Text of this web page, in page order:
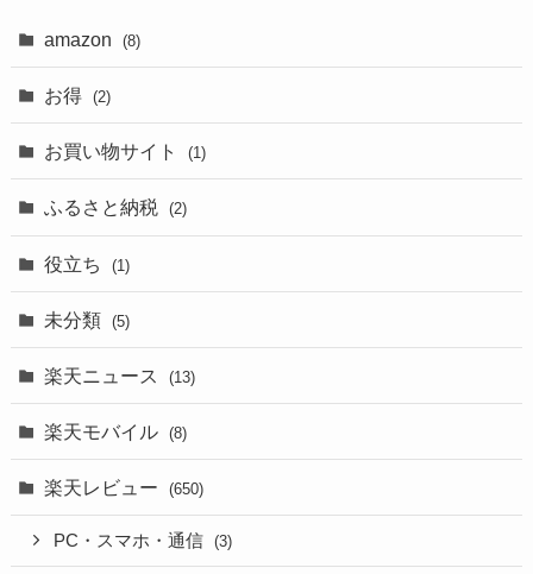
amazon (8)
お得 (2)
お買い物サイト (1)
ふるさと納税 (2)
役立ち (1)
未分類 (5)
楽天ニュース (13)
楽天モバイル (8)
楽天レビュー (650)
PC・スマホ・通信 (3)